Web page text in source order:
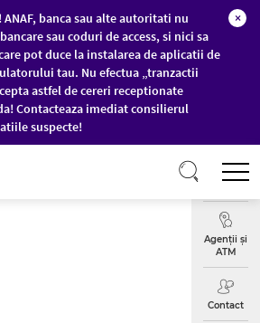
banca sau alte autoritati nu
sau coduri de access, si nici sa
pot duce la instalarea de aplicatii de
tau. Nu efectua „tranzactii
astfel de cereri receptionate
Contacteaza imediat consilierul
suspecte!
×
Curs
Agenții și
ATM
Contact